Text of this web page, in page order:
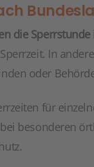
die
In
oder
für
besonderen